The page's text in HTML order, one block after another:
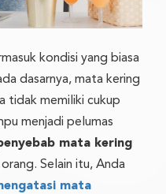
kondisi yang biasa
dasarnya, mata kering
tidak memiliki cukup
menjadi pelumas
mata kering
Selain itu, Anda
mata